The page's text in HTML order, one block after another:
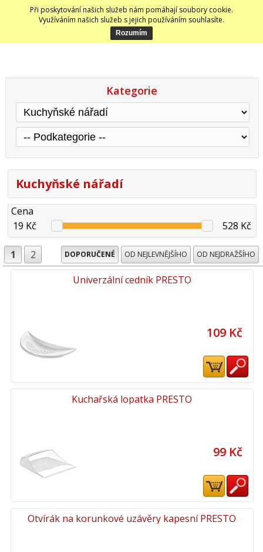
Při poskytování našich služeb nám pomáhají soubory cookie.
Využíváním našich služeb s jejich používáním souhlasíte.
Kategorie
Kuchyňské nářadí
Cena
19 Kč
528 Kč
1 2 DOPORUČENÉ OD NEJLEVNĚJŠÍHO OD NEJDRAŽŠÍHO
Univerzální cedník PRESTO
109 Kč
Kuchařská lopatka PRESTO
99 Kč
Otvírák na korunkové uzávěry kapesní PRESTO